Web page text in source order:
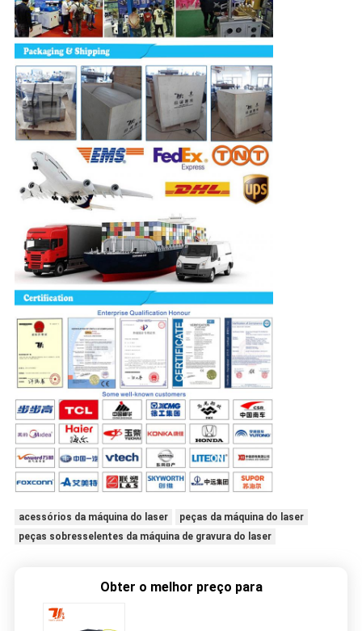
acessórios da máquina do laser
peças da máquina do laser
peças sobresselentes da máquina de gravura do laser
Obter o melhor preço para